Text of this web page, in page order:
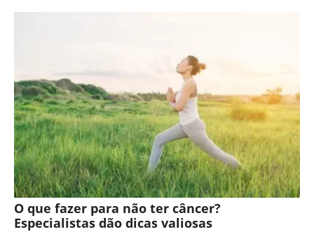
O que fazer para não ter câncer?
Especialistas dão dicas valiosas